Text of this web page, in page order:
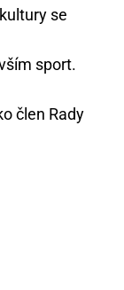
se
sport.
člen Rady